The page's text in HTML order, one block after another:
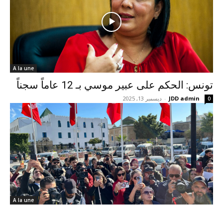
A la une
تونس: الحكم على عبير موسي بـ 12 عاماً سجناً
JDD admin
- ديسمبر 13, 2025 0
A la une